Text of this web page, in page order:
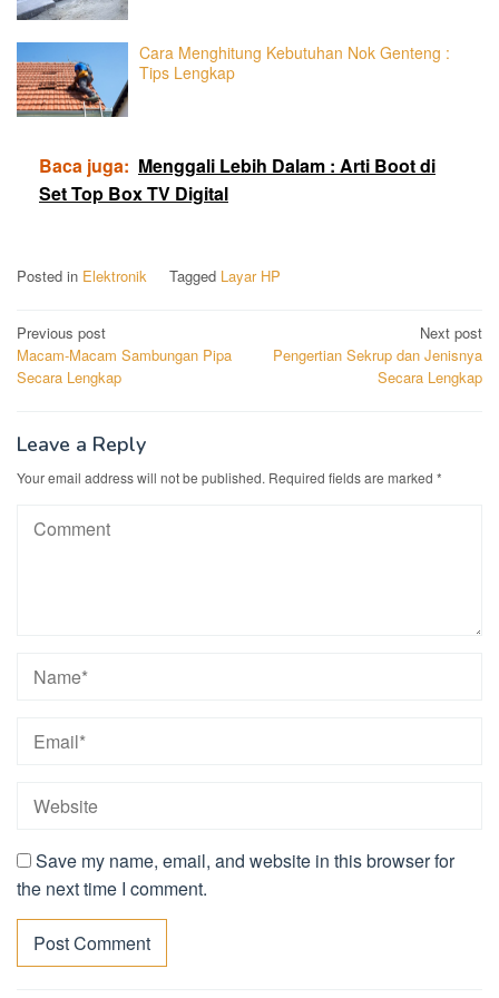
Cara Menghitung Kebutuhan Nok Genteng :
Tips Lengkap
Baca juga: Menggali Lebih Dalam : Arti Boot di
Set Top Box TV Digital
Posted in Elektronik Tagged Layar HP
Post
navigation
Previous post
Macam-Macam Sambungan Pipa
Secara Lengkap
Next post
Pengertian Sekrup dan Jenisnya
Secara Lengkap
Leave a Reply
Your email address will not be published. Required fields are marked *
Save my name, email, and website in this browser for
the next time I comment.